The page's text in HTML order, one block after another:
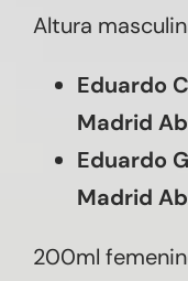
Altura
Eduardo
Madrid
Eduardo
Madrid
200ml